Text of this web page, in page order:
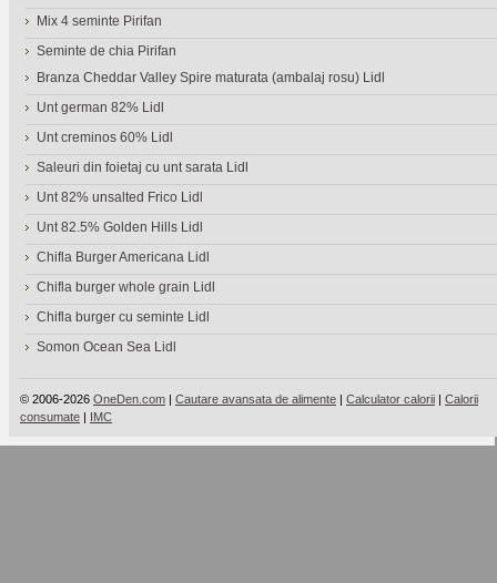
Mix 4 seminte Pirifan
Seminte de chia Pirifan
Branza Cheddar Valley Spire maturata (ambalaj rosu) Lidl
Unt german 82% Lidl
Unt creminos 60% Lidl
Saleuri din foietaj cu unt sarata Lidl
Unt 82% unsalted Frico Lidl
Unt 82.5% Golden Hills Lidl
Chifla Burger Americana Lidl
Chifla burger whole grain Lidl
Chifla burger cu seminte Lidl
Somon Ocean Sea Lidl
© 2006-2026 OneDen.com | Cautare avansata de alimente | Calculator calorii | Calorii
consumate | IMC